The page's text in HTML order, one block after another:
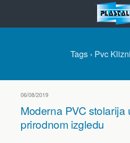
Tags › Pvc
06/08/2019
Moderna PVC stolarija
prirodnom izgledu